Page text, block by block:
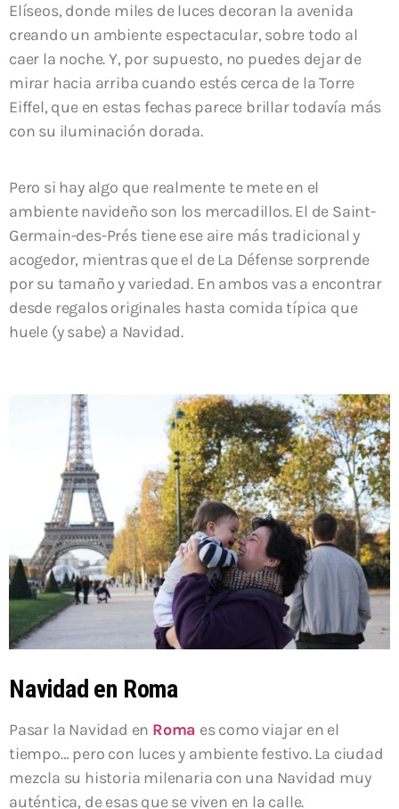
Elíseos, donde miles de luces decoran la avenida
creando un ambiente espectacular, sobre todo al
caer la noche. Y, por supuesto, no puedes dejar de
mirar hacia arriba cuando estés cerca de laTorre
Eiffel, que en estas fechas parece brillar todavía más
con su iluminación dorada.
Pero si hay algo que realmente te mete en el
ambiente navideño son los mercadillos. El de Saint-
Germain-des-Préstiene ese aire más tradicional y
acogedor, mientras que el deLa Défense sorprende
por su tamaño y variedad. En ambos vas a encontrar
desde regalos originales hasta comida típica que
huele (y sabe) a Navidad.
Navidad en Roma
Pasar la Navidad en Roma es como viajar en el
tiempo… pero con luces y ambiente festivo. La ciudad
mezcla su historia milenaria con una Navidad muy
auténtica, de esas que se viven en la calle.